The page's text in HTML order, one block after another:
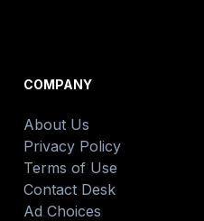
COMPANY
About Us
Privacy Policy
Terms of Use
Contact Desk
Ad Choices